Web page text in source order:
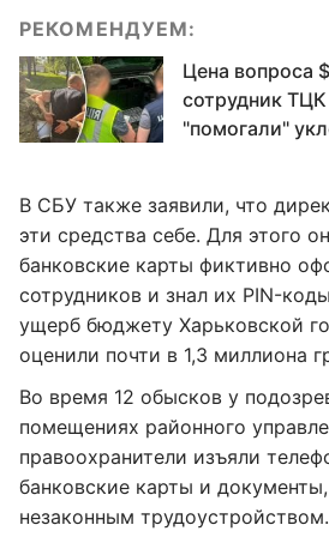
РЕКОМЕНДУЕМ:
Цена вопроса
сотрудник
"помогали"
В СБУ также заявили, что
эти средства себе. Для этого
банковские карты фиктивно
сотрудников и знал их PIN-
ущерб бюджету Харьковской
оценили почти в 1,3 миллиона
Во время 12 обысков у
помещениях районного
правоохранители изъяли
банковские карты и
незаконным трудоустройством.